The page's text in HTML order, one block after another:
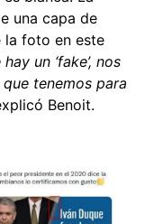
una capa de
la foto en este
un ‘fake’, nos
tenemos para
Benoit.